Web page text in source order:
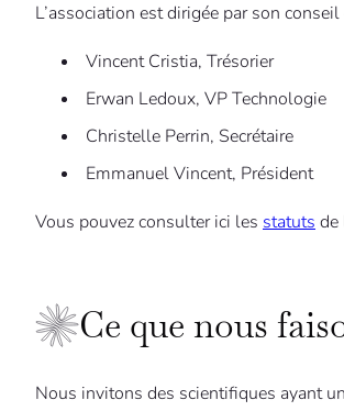
L’association est dirigée par son
Vincent Cristia, Trésorier
Erwan Ledoux, VP Technologie
Christelle Perrin, Secrétaire
Emmanuel Vincent, Président
Vous pouvez consulter ici les statuts de
Ce que nous
Nous invitons des scientifiques ayant